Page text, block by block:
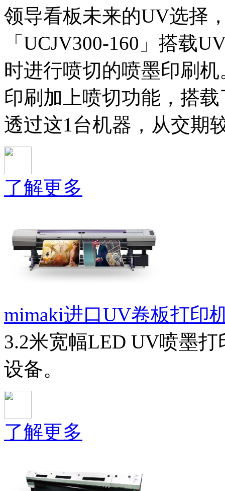
领导看板未来的UV选择
「UCJV300-160」搭载
时进行喷切的喷墨印刷
印刷加上喷切功能，搭
透过这1台机器，从交期
了解更多
mimaki进口UV卷板打印
3.2米宽幅LED UV喷墨
设备。
了解更多